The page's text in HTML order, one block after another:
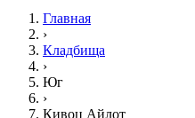
Главная
›
Кладбища
›
Юг
›
Кивоц Айлот